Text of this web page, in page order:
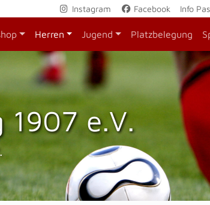
Instagram Facebook Info
Herren Jugend Platzbelegung
1907 e.V.